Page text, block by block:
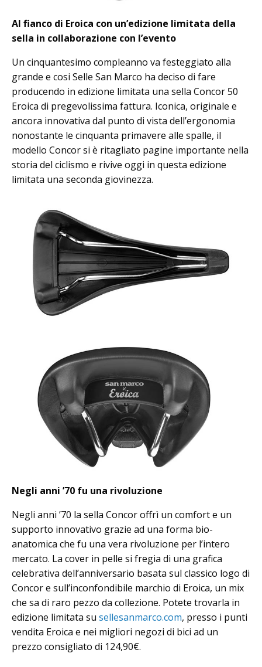
Al fianco di Eroica con un’edizione limitata della
sella in collaborazione con l’evento
Un cinquantesimo compleanno va festeggiato alla
grande e cosi Selle San Marco ha deciso di fare
producendo in edizione limitata una sella Concor 50
Eroica di pregevolissima fattura. Iconica, originale e
ancora innovativa dal punto di vista dell’ergonomia
nonostante le cinquanta primavere alle spalle, il
modello Concor si è ritagliato pagine importante nella
storia del ciclismo e rivive oggi in questa edizione
limitata una seconda giovinezza.
Negli anni ’70 fu una rivoluzione
Negli anni ’70 la sella Concor offrì un comfort e un
supporto innovativo grazie ad una forma bio-
anatomica che fu una vera rivoluzione per l’intero
mercato. La cover in pelle si fregia di una grafica
celebrativa dell’anniversario basata sul classico logo di
Concor e sull’inconfondibile marchio di Eroica, un mix
che sa di raro pezzo da collezione. Potete trovarla in
edizione limitata su sellesanmarco.com, presso i punti
vendita Eroica e nei migliori negozi di bici ad un
prezzo consigliato di 124,90€.